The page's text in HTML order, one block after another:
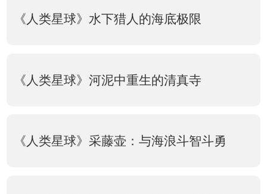
《人类星球》水下猎人的海底极限
《人类星球》河泥中重生的清真寺
《人类星球》采藤壶：与海浪斗智斗勇